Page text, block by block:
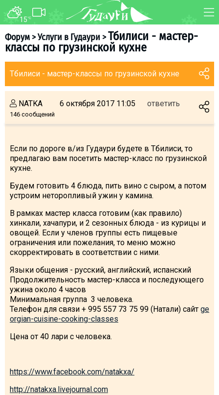
15°C
Форум>Услуги в Гудаури >Тбилиси - мастер-
классы по грузинской кухне
Тбилиси - мастер-классы по грузинской кухне
NATKA
146 сообщений
6 октября 2017 11:05 ответить
Если по дороге в/из Гудаури будете в Тбилиси, то
предлагаю вам посетить мастер-класс по грузинской
кухне.
Будем готовить 4 блюда, пить вино с сыром, а потом
устроим неторопливый ужин у камина.
В рамках мастер класса готовим (как правило)
хинкали, хачапури, и 2 сезонных блюда - из курицы и
овощей. Если у членов группы есть пищевые
ограничения или пожелания, то меню можно
скорректировать в соответствии с ними.
Языки общения - русский, английский, испанский
Продолжительность мастер-класса и последующего
ужина около 4 часов
Минимальная группа 3 человека.
Телефон для связи + 995 557 73 75 99 (Натали) сайт ge
orgian-cuisine-cooking-classes
Цена от 40 лари с человека.
https://www.facebook.com/natakxa/
http://natakxa.livejournal.com
ФОРУМ КАРТА
WEBCAM
ТРАНСФЕР
О курорте
Инструкторы
Прокат
Дети в Гудаури
Развлечения
Телеграм-канал
Гудаури
INFO
ПРОЖИВАНИЕ
Квартиры
Коттеджи
Отели
% Горячие предложения
Другое